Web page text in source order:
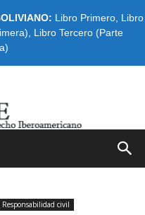
Libro Primero Libro
Libro Tercero (Parte
Responsabilidad civil